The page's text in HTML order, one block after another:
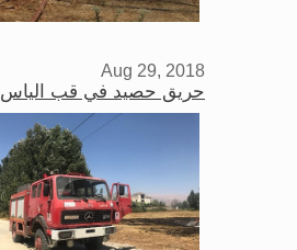
Aug 29, 2018
حريق حصيد في قب الياس